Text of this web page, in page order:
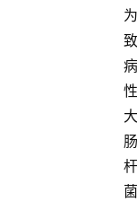
为
致
病
性
大
肠
杆
菌